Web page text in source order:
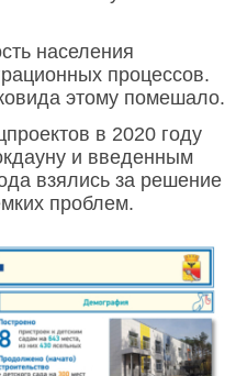
населения
процессов.
этому помешало.
в 2020 году
и введенным
взялись за решение
проблем.